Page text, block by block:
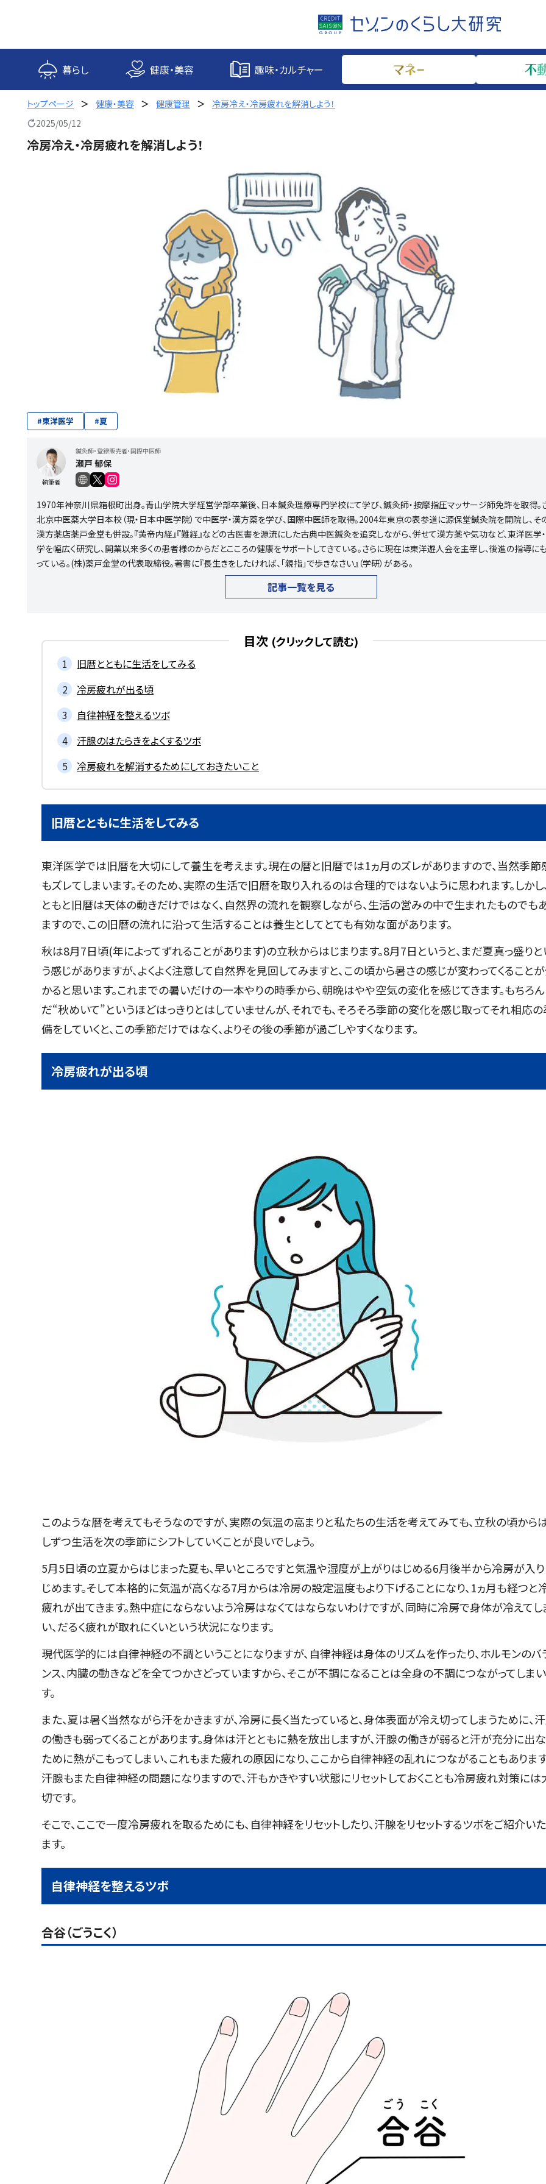
ス
プ
暮らし 健康・美容 趣味・カルチャー
トップページ 健康・美容 健康管理
冷房冷え・冷房疲れを解消しよう！
2025/05/12
冷房冷え・冷房疲れを解消しよう！
#東洋医学 #夏
執筆者
鍼灸師・登録販売者・国際中医師
瀬戸 郁保
1970年神奈川県箱根町出身。青山学院大学経営学部卒業後、日本鍼灸理療専門学校にて学び、鍼灸師・按摩指圧マッサージ師免許を取得。
北京中医薬大学日本校（現・日本中医学院）で中医学・漢方薬を学び、国際中医師を取得。2004年東京の表参道に源保堂鍼灸院を開院し、そ
漢方薬店薬戸金堂も併設。『黄帝内経』『難経』などの古医書を源流にした古典中医鍼灸を追究しながら、併せて漢方薬や気功など、東洋医学
学を幅広く研究し、開業以来多くの患者様のからだとこころの健康をサポートしてきている。さらに現在は東洋遊人会を主宰し、後進の指導に
っている。(株)薬戸金堂の代表取締役。著書に『長生きをしたければ、「親指」で歩きなさい』（学研）がある。
記事一覧を見る
目次
旧暦とともに生活をしてみる
冷房疲れが出る頃
自律神経を整えるツボ
汗腺のはたらきをよくするツボ
冷房疲れを解消するためにしておきたいこと
旧暦とともに生活をしてみる
東洋医学では旧暦を大切にして養生を考えます。現在の暦と旧暦では1ヵ月のズレがありますので、当然季節
もズレてしまいます。そのため、実際の生活で旧暦を取り入れるのは合理的ではないように思われます。しかし
ともと旧暦は天体の動きだけではなく、自然界の流れを観察しながら、生活の営みの中で生まれたものでも
ますので、この旧暦の流れに沿って生活することは養生としてとても有効な面があります。
秋は8月7日頃(年によってずれることがあります)の立秋からはじまります。8月7日というと、まだ夏真っ盛り
う感じがありますが、よくよく注意して自然界を見回してみますと、この頃から暑さの感じが変わってくること
かると思います。これまでの暑いだけの一本やりの時季から、朝晩はやや空気の変化を感じてきます。もちろ
だ“秋めいて”というほどはっきりとはしていませんが、それでも、そろそろ季節の変化を感じ取ってそれ相応
備をしていくと、この季節だけではなく、よりその後の季節が過ごしやすくなります。
冷房疲れが出る頃
このような暦を考えてもそうなのですが、実際の気温の高まりと私たちの生活を考えてみても、立秋の頃から
しずつ生活を次の季節にシフトしていくことが良いでしょう。
5月5日頃の立夏からはじまった夏も、早いところですと気温や湿度が上がりはじめる6月後半から冷房が入
じめます。そして本格的に気温が高くなる7月からは冷房の設定温度もより下げることになり、1ヵ月も経つと
疲れが出てきます。熱中症にならないよう冷房はなくてはならないわけですが、同時に冷房で身体が冷えてし
い、だるく疲れが取れにくいという状況になります。
現代医学的には自律神経の不調ということになりますが、自律神経は身体のリズムを作ったり、ホルモンのバ
ンス、内臓の動きなどを全てつかさどっていますから、そこが不調になることは全身の不調につながってしま
す。
また、夏は暑く当然ながら汗をかきますが、冷房に長く当たっていると、身体表面が冷え切ってしまうために、
の働きも弱ってくることがあります。身体は汗とともに熱を放出しますが、汗腺の働きが弱ると汗が充分に出
ために熱がこもってしまい、これもまた疲れの原因になり、ここから自律神経の乱れにつながることもあります
汗腺もまた自律神経の問題になりますので、汗もかきやすい状態にリセットしておくことも冷房疲れ対策には
切です。
そこで、ここで一度冷房疲れを取るためにも、自律神経をリセットしたり、汗腺をリセットするツボをご紹介い
ます。
自律神経を整えるツボ
合谷（ごうこく）